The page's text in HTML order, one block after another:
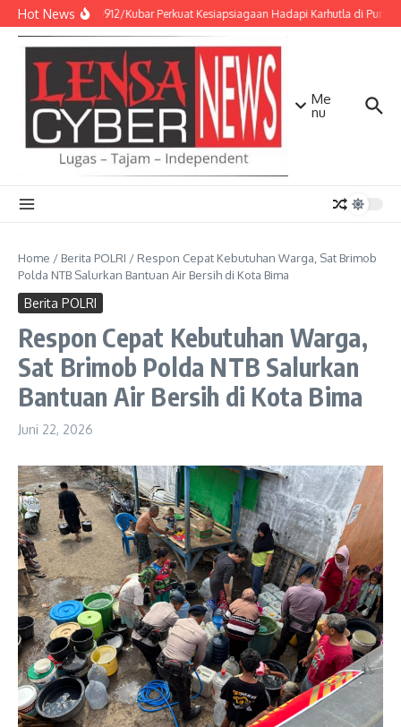
Lewati ke konten
Hot NewsKodim 0912/Kubar Perkuat Kesiapsiagaan Hadapi Karhutla di
Me
nu
Home / Berita POLRI / Respon Cepat Kebutuhan Warga, Sat Brimob
Polda NTB Salurkan Bantuan Air Bersih di Kota Bima
Berita POLRI
Respon Cepat Kebutuhan Warga,
Sat Brimob Polda NTB Salurkan
Bantuan Air Bersih di Kota Bima
Juni 22, 2026